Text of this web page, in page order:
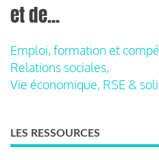
et de...
Emploi, formation et
Relations sociales,
Vie économique, RSE &
LES RESSOURCES